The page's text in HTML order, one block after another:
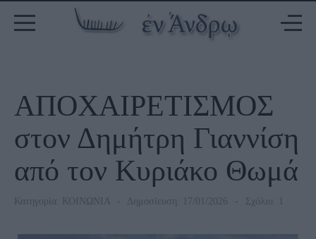
ΑΠΟΧΑΙΡΕΤΙΣΜΟΣ
στον Δημήτρη Γιαννίση
από τον Κυριάκο Θωμά
Κατηγορία: ΚΟΙΝΩΝΙΑ Δημοσίευση: 17/01/2026 Σχόλιο: 1